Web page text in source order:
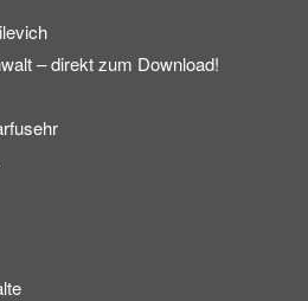
– direkt zum Download!